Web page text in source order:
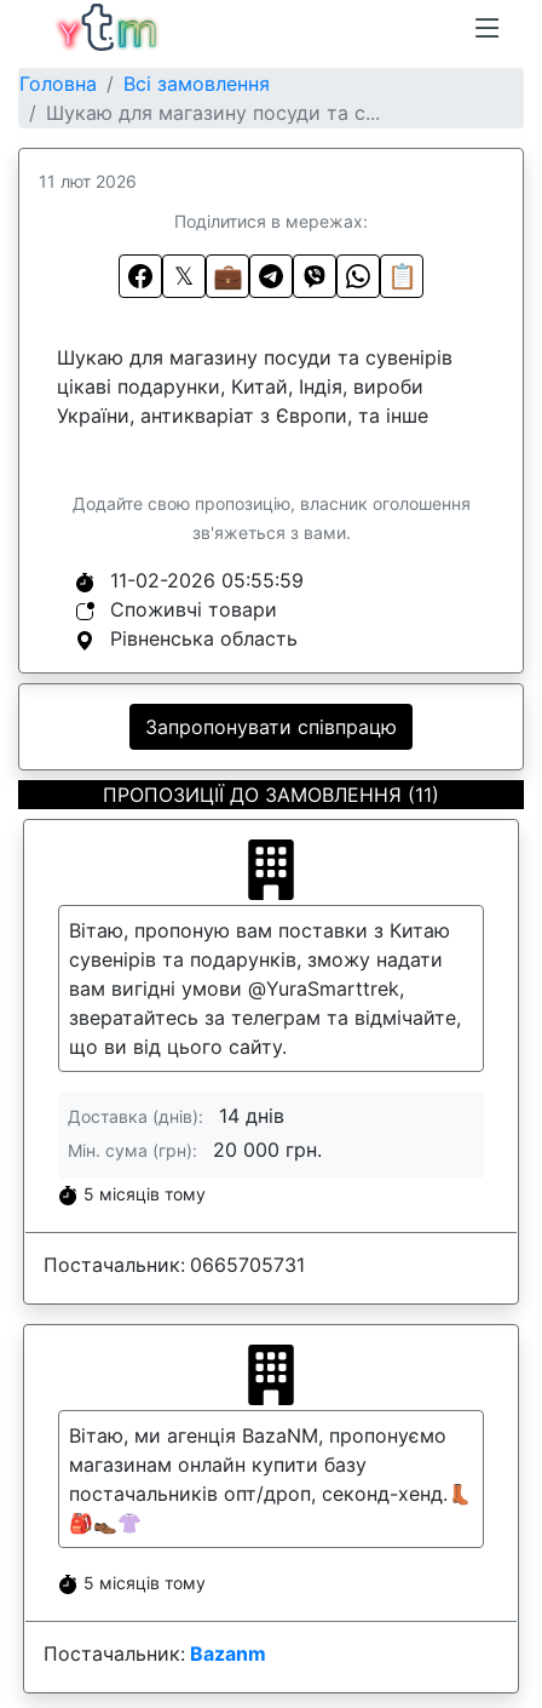
Головна
Всі замовлення
Шукаю для магазину посуди та с...
11 лют 2026
Поділитися в мережах:
𝕏 💼 📋
Шукаю для магазину посуди та сувенірів
цікаві подарунки, Китай, Індія, вироби
України, антикваріат з Європи, та інше
Додайте свою пропозицію, власник оголошення
зв'яжеться з вами.
11-02-2026 05:55:59
Споживчі товари
Рівненська область
Запропонувати співпрацю
ПРОПОЗИЦІЇ ДО ЗАМОВЛЕННЯ (11)
Вітаю, пропоную вам поставки з Китаю
сувенірів та подарунків, зможу надати
вам вигідні умови @YuraSmarttrek,
звератайтесь за телеграм та відмічайте,
що ви від цього сайту.
Доставка (днів): 14 днів
Мін. сума (грн): 20 000 грн.
5 місяців тому
Постачальник: 0665705731
Вітаю, ми агенція BazaNM, пропонуємо
магазинам онлайн купити базу
постачальників опт/дроп, секонд-хенд.👢
🎒👞👚
5 місяців тому
Постачальник: Bazanm